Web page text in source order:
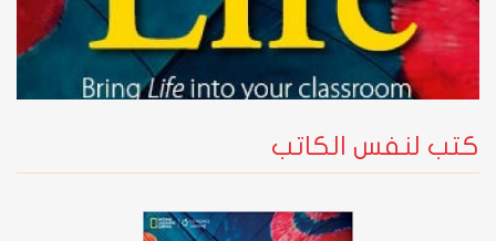
كتب لنفس الكاتب